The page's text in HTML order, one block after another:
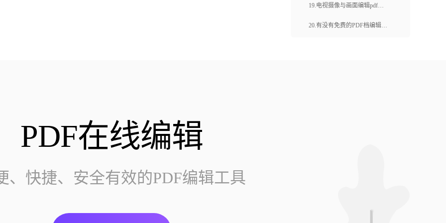
难找？福昕云编辑好不好用？
19.电视摄像与画面编辑pdf用
哪个工具好？有哪些特点？
20.有没有免费的PDF档编辑
PDF在线编辑
、快捷、安全有效的PDF编辑工具